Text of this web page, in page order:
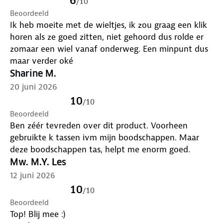
Beoordeeld
Ik heb moeite met de wieltjes, ik zou graag een klik
horen als ze goed zitten, niet gehoord dus rolde er
zomaar een wiel vanaf onderweg. Een minpunt dus
maar verder oké
Sharine M.
20 juni 2026
10/10
Beoordeeld
Ben zéér tevreden over dit product. Voorheen
gebruikte k tassen ivm mijn boodschappen. Maar
deze boodschappen tas, helpt me enorm goed.
Mw. M.Y. Les
12 juni 2026
10/10
Beoordeeld
Top! Blij mee :)